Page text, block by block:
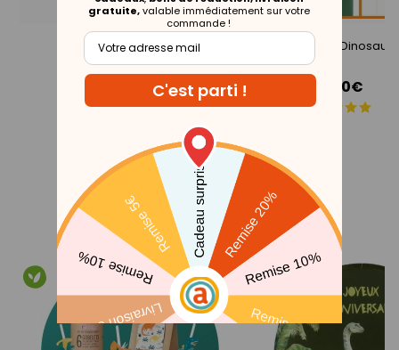
Collection
Dinosaures
Boîte À Fête
15,00€
THÈMES ASSOCIÉS
gratuite,valable immédiatement sur votre
commande !